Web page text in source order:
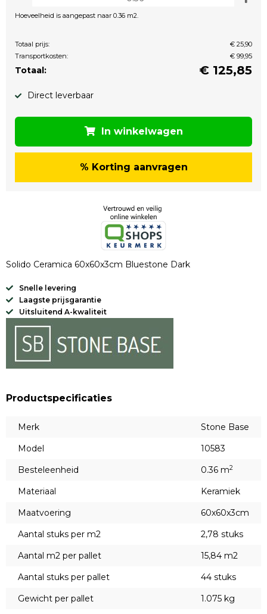
Hoeveelheid is aangepast naar 0.36 m2.
Totaal prijs:
€ 25,90
Transportkosten:
€ 99,95
Totaal: € 125,85
Direct leverbaar
In winkelwagen
% Korting aanvragen
Solido Ceramica 60x60x3cm Bluestone Dark
Snelle levering
Laagste prijsgarantie
Uitsluitend A-kwaliteit
Productspecificaties
Merk
Stone Base
Model
10583
Besteleenheid
0.36 m2
Materiaal
Keramiek
Maatvoering
60x60x3cm
Aantal stuks per m2
2,78 stuks
Aantal m2 per pallet
15,84 m2
Aantal stuks per pallet
44 stuks
Gewicht per pallet
1.075 kg